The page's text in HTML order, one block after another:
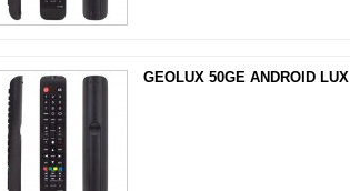
GEOLUX 50GE ANDROID LUX